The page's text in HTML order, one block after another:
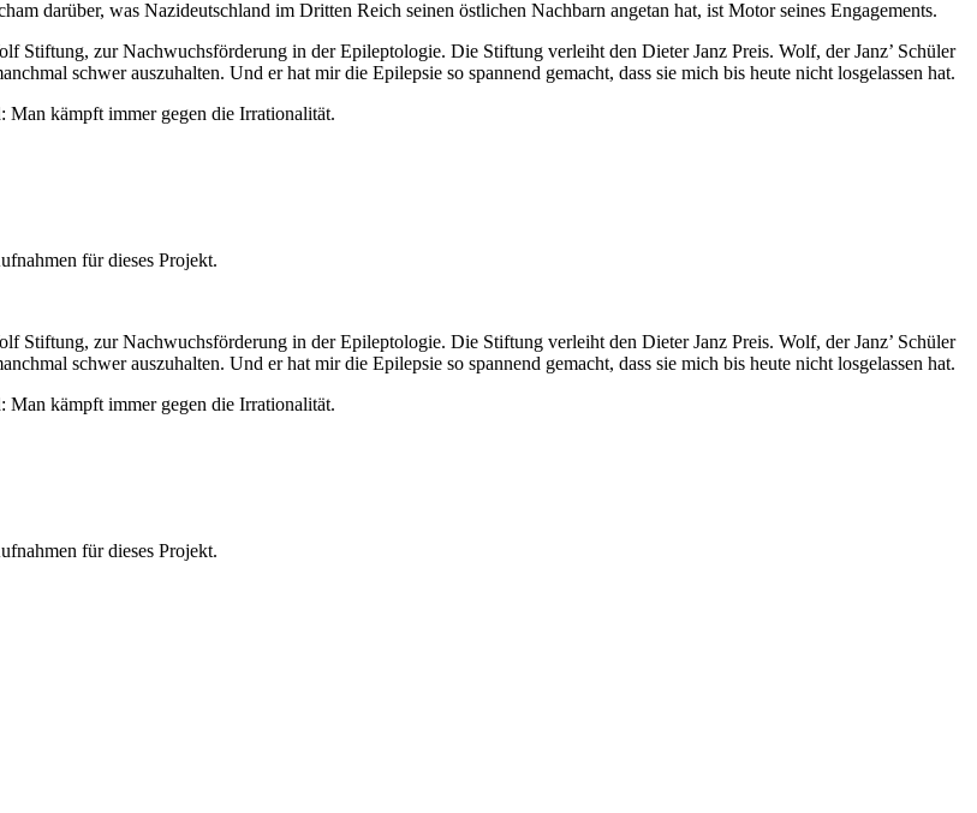
darüber, was Nazideutschland im Dritten Reich seinen östlichen Nachbarn angetan hat, ist Motor seines Engagements.
Stiftung, zur Nachwuchsförderung in der Epileptologie. Die Stiftung verleiht den Dieter Janz Preis. Wolf, der Janz’ Schüler
schwer auszuhalten. Und er hat mir die Epilepsie so spannend gemacht, dass sie mich bis heute nicht losgelassen hat.
Man kämpft immer gegen die Irrationalität.
für dieses Projekt.
Stiftung, zur Nachwuchsförderung in der Epileptologie. Die Stiftung verleiht den Dieter Janz Preis. Wolf, der Janz’ Schüler
schwer auszuhalten. Und er hat mir die Epilepsie so spannend gemacht, dass sie mich bis heute nicht losgelassen hat.
Man kämpft immer gegen die Irrationalität.
für dieses Projekt.